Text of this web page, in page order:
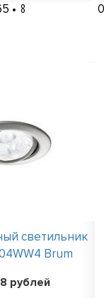
8
светильник
Brum
рублей